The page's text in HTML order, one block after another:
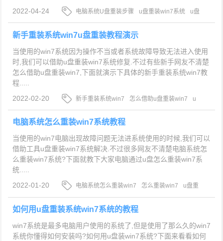
2022-04-24
电脑系统U盘重装步骤 u盘重装win7系统
u盘
怎么重装win7
新手重装系统win7u盘重装教程演示
当使用的win7系统因为操作不当或者系统故障导致无法进入使用
时,我们可以借助u盘重装win7系统修复.不过有些新手网友不清楚
怎么借助u盘重装win7,下面就演示下具体的新手重装系统win7教
程.....
2022-02-20
新手重装系统win7 怎么借助u盘重装win7
u
盘重装win7系统
电脑系统怎么重装win7系统教程
当使用的win7电脑出现故障问题无法进系统使用的时候,我们可以
借助工具u盘重装win7系统解决.不过很多网友不清楚电脑系统怎
么重装win7系统?下面就教下大家电脑通过u盘怎么重装win7系
统.....
2022-01-20
电脑系统怎么重装win7 怎么重装win7
u盘重
装win7系统
如何用u盘重装系统win7系统的教程
win7系统是最多电脑用户使用的系统了,但是使用了那么久的win7
系统你懂得如何安装吗?如何用u盘装win7系统?下面来看看如何